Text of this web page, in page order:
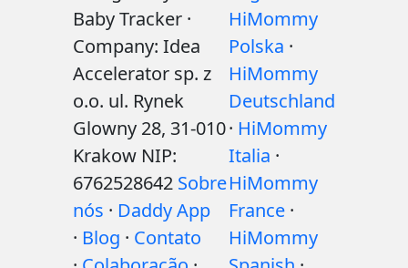
Baby Tracker ·
Company: Idea
Accelerator sp. z
o.o. ul. Rynek
Glowny 28, 31-010
Krakow NIP:
6762528642 Sobre
nós · Daddy App
· Blog · Contato
HiMommy
Polska ·
HiMommy
Deutschland
· HiMommy
Italia ·
HiMommy
France ·
HiMommy